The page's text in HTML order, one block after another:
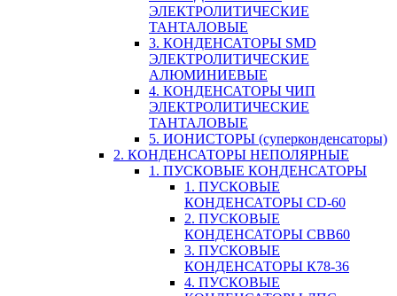
ЭЛЕКТРОЛИТИЧЕСКИЕ
ТАНТАЛОВЫЕ
3. КОНДЕНСАТОРЫ SMD
ЭЛЕКТРОЛИТИЧЕСКИЕ
АЛЮМИНИЕВЫЕ
4. КОНДЕНСАТОРЫ ЧИП
ЭЛЕКТРОЛИТИЧЕСКИЕ
ТАНТАЛОВЫЕ
5. ИОНИСТОРЫ (суперконденсаторы)
2. КОНДЕНСАТОРЫ НЕПОЛЯРНЫЕ
1. ПУСКОВЫЕ КОНДЕНСАТОРЫ
1. ПУСКОВЫЕ
КОНДЕНСАТОРЫ CD-60
2. ПУСКОВЫЕ
КОНДЕНСАТОРЫ CBB60
3. ПУСКОВЫЕ
КОНДЕНСАТОРЫ К78-36
4. ПУСКОВЫЕ